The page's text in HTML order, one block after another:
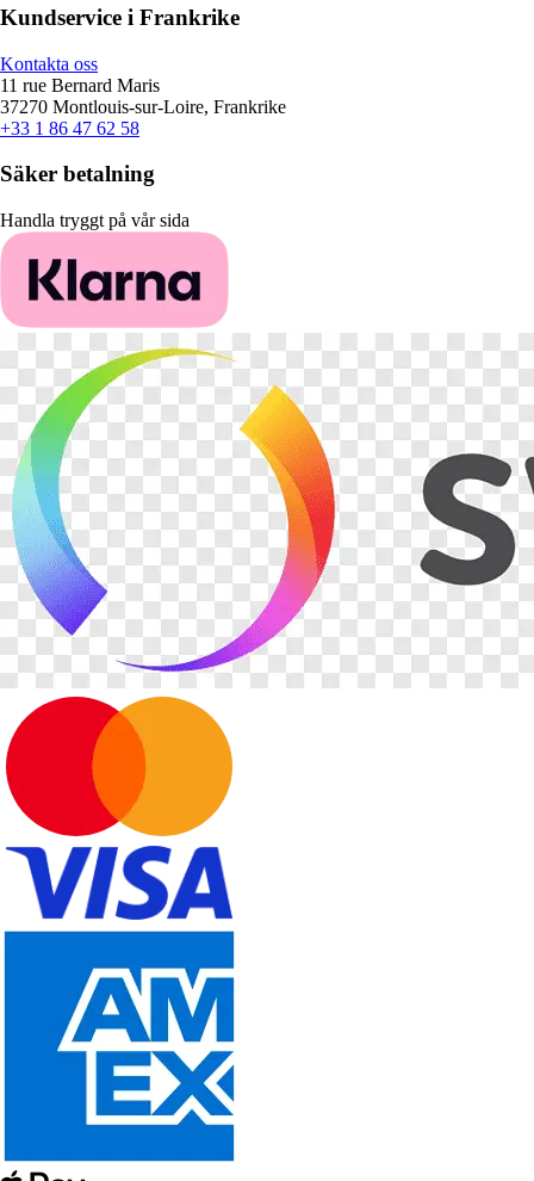
Kundservice i Frankrike
Kontakta oss
11 rue Bernard Maris
37270 Montlouis-sur-Loire, Frankrike
+33 1 86 47 62 58
Säker betalning
Handla tryggt på vår sida